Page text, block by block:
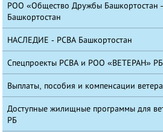
РОО «Общество Дружбы Башкортостан
Башкортостан
НАСЛЕДИЕ - РСВА Башкортостан
Спецпроекты РСВА и РОО «ВЕТЕРАН» РБ
Выплаты, пособия и компенсации
Доступные жилищные программы для
РБ